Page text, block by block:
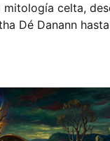
mitología celta,
Dé Danann